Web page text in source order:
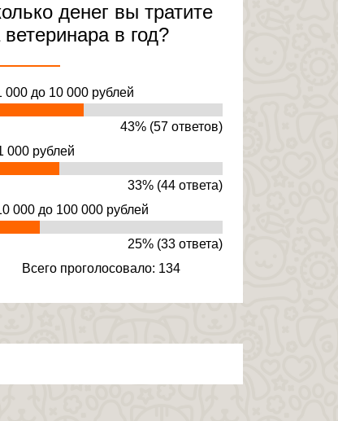
денег вы тратите
ветеринара в год?
000 до 10 000 рублей
43% (57 ответов)
000 рублей
33% (44 ответа)
000 до 100 000 рублей
25% (33 ответа)
Всего проголосовало: 134